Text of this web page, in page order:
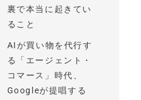
裏で本当に起きてい
ること
AIが買い物を代行す
る「エージェント・
コマース」時代、
Googleが提唱する